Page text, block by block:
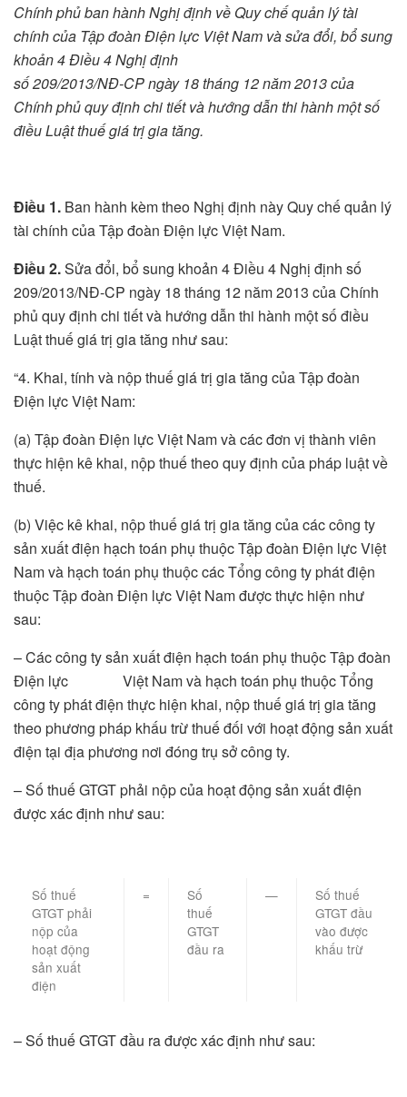
Chính phủ ban hành Nghị định về Quy chế quản lý tài
chính của Tập đoàn Điện lực Việt Nam và sửa đổi, bổ sung
khoản 4 Điều 4 Nghị định
số 209/2013/NĐ-CP ngày 18 tháng 12 năm 2013 của
Chính phủ quy định chi tiết và hướng dẫn thi hành một số
điều Luật thuế giá trị gia tăng.
Điều 1. Ban hành kèm theo Nghị định này Quy chế quản lý
tài chính của Tập đoàn Điện lực Việt Nam.
Điều 2.Sửa đổi, bổ sung khoản 4 Điều 4 Nghị định số
209/2013/NĐ-CP ngày 18 tháng 12 năm 2013 của Chính
phủ quy định chi tiết và hướng dẫn thi hành một số điều
Luật thuế giá trị gia tăng như sau:
“4. Khai, tính và nộp thuế giá trị gia tăng của Tập đoàn
Điện lực Việt Nam:
(a) Tập đoàn Điện lực Việt Nam và các đơn vị thành viên
thực hiện kê khai, nộp thuế theo quy định của pháp luật về
thuế.
(b) Việc kê khai, nộp thuế giá trị gia tăng của các công ty
sản xuất điện hạch toán phụ thuộc Tập đoàn Điện lực Việt
Nam và hạch toán phụ thuộc các Tổng công ty phát điện
thuộc Tập đoàn Điện lực Việt Nam được thực hiện như
sau:
– Các công ty sản xuất điện hạch toán phụ thuộc Tập đoàn
Điện lực Việt Nam và hạch toán phụ thuộc Tổng
công ty phát điện thực hiện khai, nộp thuế giá trị gia tăng
theo phương pháp khấu trừ thuế đối với hoạt động sản xuất
điện tại địa phương nơi đóng trụ sở công ty.
– Số thuế GTGT phải nộp của hoạt động sản xuất điện
được xác định như sau:
Số thuế
GTGT phải
nộp của
hoạt động
sản xuất
điện
=
Số
thuế
GTGT
đầu ra
—
Số thuế
GTGT đầu
vào được
khấu trừ
– Số thuế GTGT đầu ra được xác định như sau: